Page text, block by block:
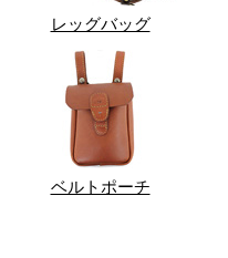
レッグバッグ
ベルトポーチ